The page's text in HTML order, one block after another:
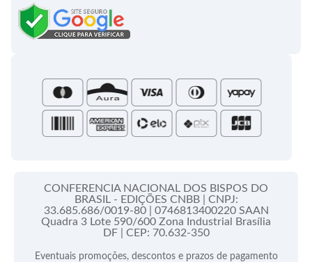
Roteiros Homiléticos
Folhetos e Partituras
Bíblias - Tradução Oficial
Campanha da Fraternidade
CONFERENCIA NACIONAL DOS BISPOS DO
BRASIL - EDIÇÕES CNBB | CNPJ:
33.685.686/0019-80 | 0746813400220 SAAN
Quadra 3 Lote 590/600 Zona Industrial Brasília
DF | CEP: 70.632-350
Eventuais promoções, descontos e prazos de pagamento